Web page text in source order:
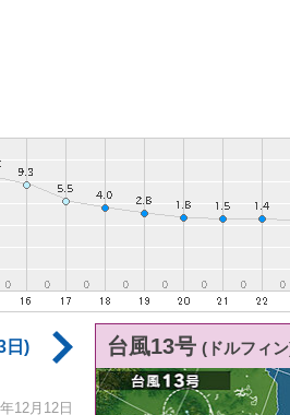
日)
12月12日
台風13号 (ドルフィ